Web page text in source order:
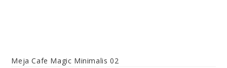
Meja Cafe Magic Minimalis 02